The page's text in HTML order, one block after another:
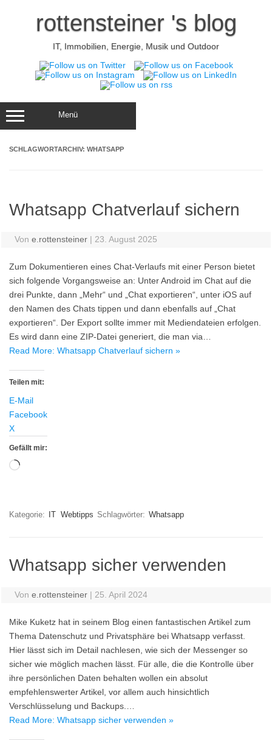
rottensteiner 's blog
IT, Immobilien, Energie, Musik und Outdoor
Menü
SCHLAGWORTARCHIV: WHATSAPP
Whatsapp Chatverlauf sichern
Vone.rottensteiner | 23. August 2025
Zum Dokumentieren eines Chat-Verlaufs mit einer Person bietet
sich folgende Vorgangsweise an: Unter Android im Chat auf die
drei Punkte, dann „Mehr“ und „Chat exportieren“, unter iOS auf
den Namen des Chats tippen und dann ebenfalls auf „Chat
exportieren“. Der Export sollte immer mit Mediendateien erfolgen.
Es wird dann eine ZIP-Datei generiert, die man via…
Read More: Whatsapp Chatverlauf sichern »
Teilen mit:
E-Mail
Facebook
X
Gefällt mir:
Wird
Kategorie: IT Webtipps Schlagwörter: Whatsapp
Whatsapp sicher verwenden
Vone.rottensteiner | 25. April 2024
Mike Kuketz hat in seinem Blog einen fantastischen Artikel zum
Thema Datenschutz und Privatsphäre bei Whatsapp verfasst.
Hier lässt sich im Detail nachlesen, wie sich der Messenger so
sicher wie möglich machen lässt. Für alle, die die Kontrolle über
ihre persönlichen Daten behalten wollen ein absolut
empfehlenswerter Artikel, vor allem auch hinsichtlich
Verschlüsselung und Backups.…
Read More: Whatsapp sicher verwenden »